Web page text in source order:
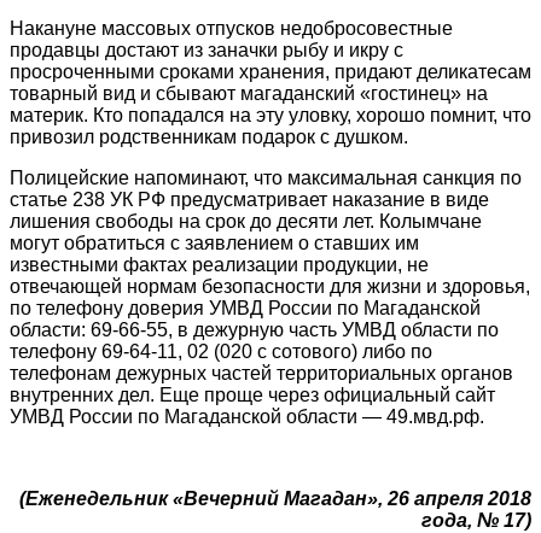
Накануне массовых отпусков недобросовестные
продавцы достают из заначки рыбу и икру с
просроченными сроками хранения, придают деликатесам
товарный вид и сбывают магаданский «гостинец» на
материк. Кто попадался на эту уловку, хорошо помнит, что
привозил родственникам подарок с душком.
Полицейские напоминают, что максимальная санкция по
статье 238 УК РФ предусматривает наказание в виде
лишения свободы на срок до десяти лет. Колымчане
могут обратиться с заявлением о ставших им
известными фактах реализации продукции, не
отвечающей нормам безопасности для жизни и здоровья,
по телефону доверия УМВД России по Магаданской
области: 69-66-55, в дежурную часть УМВД области по
телефону 69-64-11, 02 (020 с сотового) либо по
телефонам дежурных частей территориальных органов
внутренних дел. Еще проще через официальный сайт
УМВД России по Магаданской области — 49.мвд.рф.
(Еженедельник «Вечерний Магадан», 26 апреля 2018
года, № 17)